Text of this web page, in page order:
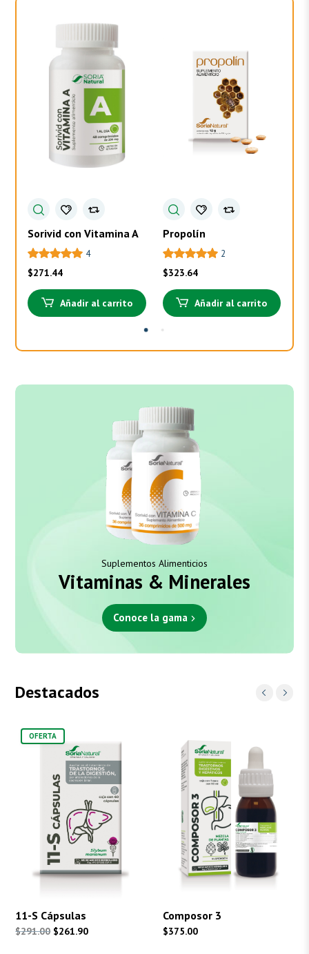
Sorivid con Vitamina A
4
$271.44
Añadir al carrito
Propolín
2
$323.64
Añadir al carrito
Suplementos Alimenticios
Vitaminas & Minerales
Conoce la gama
Destacados
OFERTA
11-S Cápsulas
$291.00 El
$261.90El
Composor 3
$375.00